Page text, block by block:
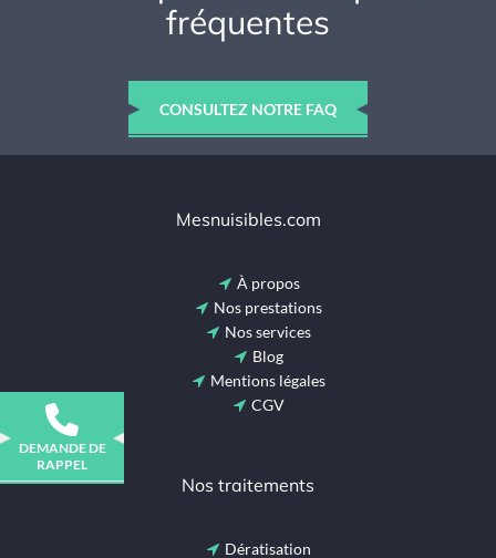
fréquentes
CONSULTEZ NOTRE FAQ
Mesnuisibles.com
À propos
Nos prestations
Nos services
Blog
Mentions légales
CGV
Nos traitements
Dératisation
DEMANDE DE
RAPPEL